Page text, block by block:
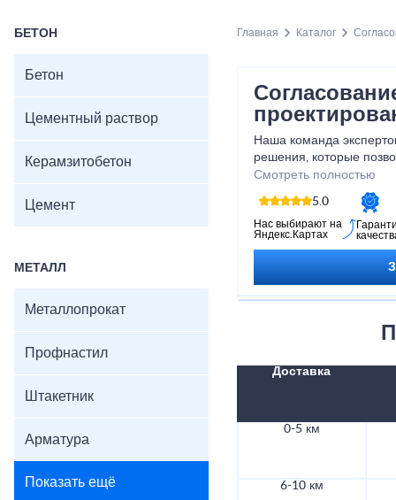
БЕТОН
Бетон
Цементный раствор
Керамзитобетон
Цемент
МЕТАЛЛ
Металлопрокат
Профнастил
Штакетник
Арматура
Показать ещё
Главная Каталог
Наша команда
решения, которые
процессом
ваше время и ресурсы.
ли вы профессионалом
начинаете свой путь,
помощником в
Смотреть полностью
5.0
Нас выбирают на
Яндекс.Картах
Доставка
0-5 км
6-10 км